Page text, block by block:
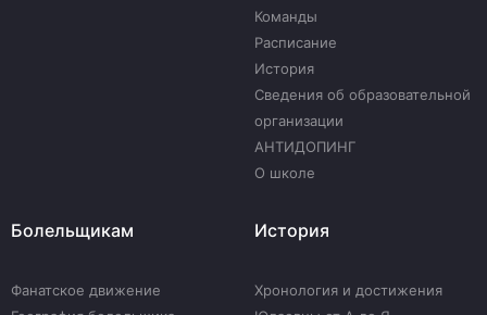
Команды
Расписание
История
Сведения об образовательной
организации
АНТИДОПИНГ
О школе
Болельщикам
Фанатское движение
История
Хронология и достижения